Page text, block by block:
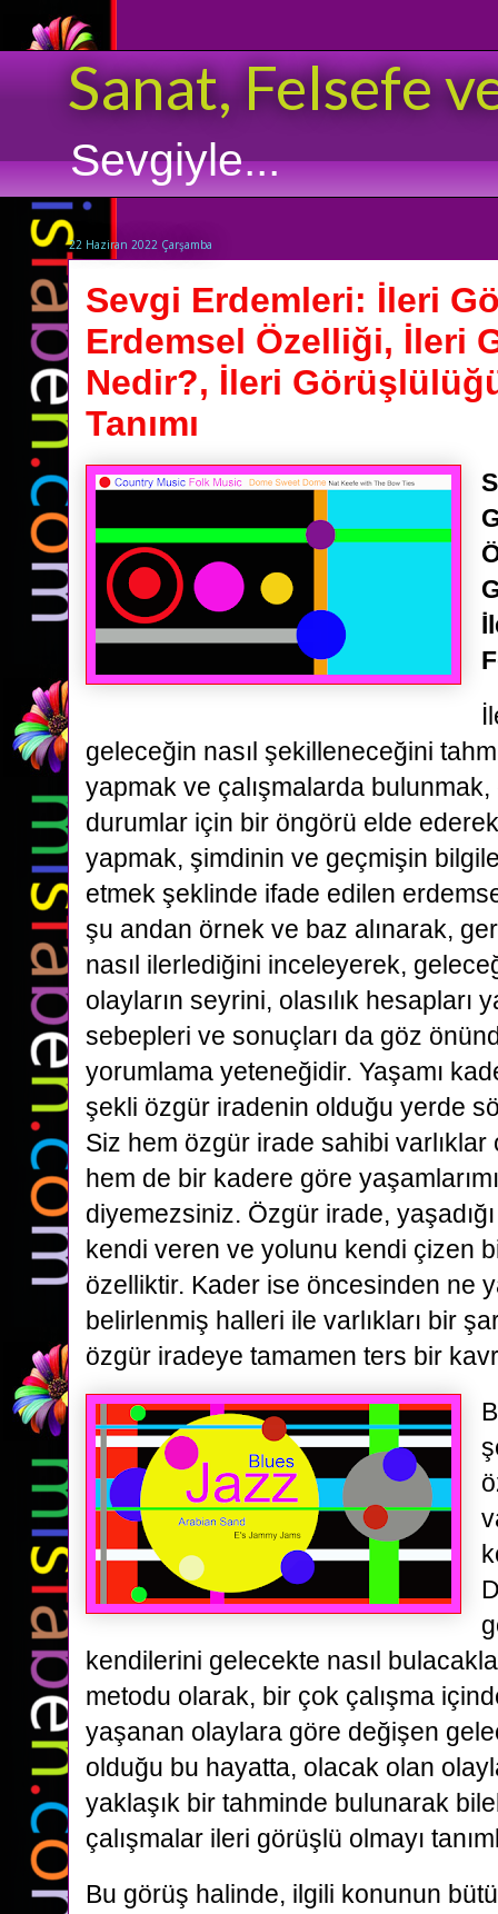
Sanat, Felsefe
Sevgiyle...
22 Haziran 2022 Çarşamba
Sevgi Erdemleri: İleri
Erdemsel Özelliği, İleri
Nedir?, İleri
Tanımı
geleceğin nasıl şekilleneceğini
yapmak ve çalışmalarda
durumlar için bir öngörü elde
yapmak, şimdinin ve geçmişin
etmek şeklinde ifade edilen
şu andan örnek ve baz alınarak,
nasıl ilerlediğini inceleyerek,
olayların seyrini, olasılık hesapları
sebepleri ve sonuçları da göz
yorumlama yeteneğidir. Yaşamı
şekli özgür iradenin olduğu yerde
Siz hem özgür irade sahibi
hem de bir kadere göre
diyemezsiniz. Özgür irade,
kendi veren ve yolunu kendi çizen
özelliktir. Kader ise öncesinden ne
belirlenmiş halleri ile varlıkları bir
özgür iradeye tamamen ters bir
kendilerini gelecekte nasıl
metodu olarak, bir çok çalışma
yaşanan olaylara göre değişen
olduğu bu hayatta, olacak olan
yaklaşık bir tahminde bulunarak
çalışmalar ileri görüşlü olmayı
Bu görüş halinde, ilgili konunun